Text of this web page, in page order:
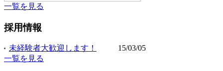
一覧を見る
採用情報
未経験者大歓迎します！
15/03/05
一覧を見る